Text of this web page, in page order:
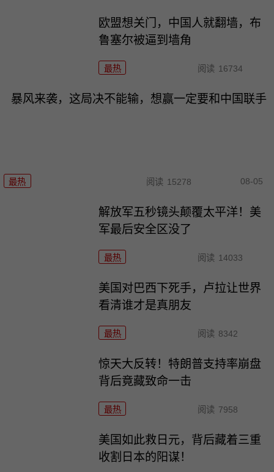
欧盟想关门，中国人就翻墙，布
鲁塞尔被逼到墙角
最热 阅读 16734
暴风来袭，这局决不能输，想赢一定要和中国联手
最热 阅读 15278 08-05
解放军五秒镜头颠覆太平洋！美
军最后安全区没了
最热 阅读 14033
美国对巴西下死手，卢拉让世界
看清谁才是真朋友
最热 阅读 8342
惊天大反转！特朗普支持率崩盘
背后竟藏致命一击
最热 阅读 7958
美国如此救日元，背后藏着三重
收割日本的阳谋！